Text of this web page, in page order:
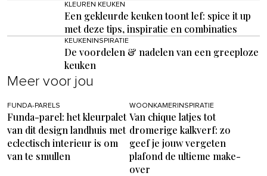
KLEUREN KEUKEN
Een gekleurde keuken toont lef: spice it up
met deze tips, inspiratie en combinaties
KEUKENINSPIRATIE
De voordelen & nadelen van een greeploze
keuken
Meer voor jou
FUNDA-PARELS
Funda-parel: het kleurpalet
van dit design landhuis met
eclectisch interieur is om
van te smullen
WOONKAMERINSPIRATIE
Van chique latjes tot
dromerige kalkverf: zo
geef je jouw vergeten
plafond de ultieme make-
over